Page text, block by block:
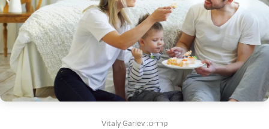
קרדיט: Vitaly Gariev